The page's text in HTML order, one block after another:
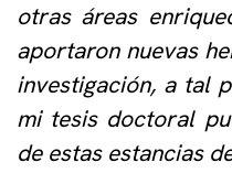
otras áreas
aportaron nuevas
investigación, a tal
mi tesis doctoral
de estas estancias